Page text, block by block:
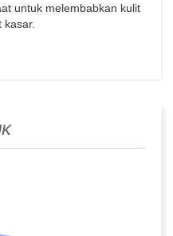
untuk melembabkan kulit